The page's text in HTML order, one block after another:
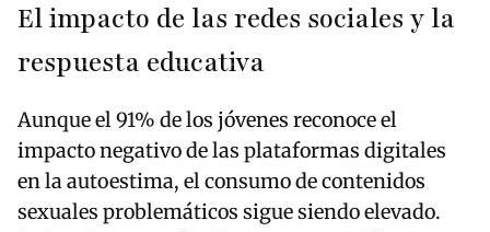
El impacto de las redes sociales y la
respuesta educativa
Aunque el 91% de los jóvenes reconoce el
impacto negativo de las plataformas digitales
en la autoestima, el consumo de contenidos
sexuales problemáticos sigue siendo elevado.